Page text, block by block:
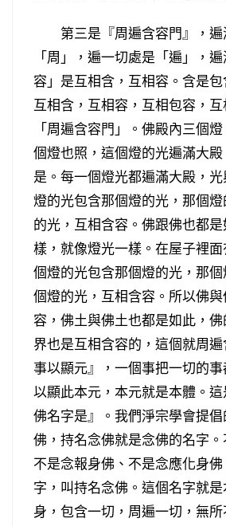
第三是『周遍含容門』，遍
「周」，遍一切處是「遍」，
容」是互相含，互相容。含是包
互相含，互相容，互相包容，互
「周遍含容門」。佛殿內三個
個燈也照，這個燈的光遍滿大
是。每一個燈光都遍滿大殿，
燈的光包含那個燈的光，那個
的光，互相含容。佛跟佛也都
樣，就像燈光一樣。在屋子裡
個燈的光包含那個燈的光，那
個燈的光，互相含容。所以佛
容，佛土與佛土也都是如此，
界也是互相含容的，這個就周
事以顯元』，一個事把一切的事
以顯此本元，本元就是本體。
佛名字是』。我們淨宗學會提
佛，持名念佛就是念佛的名字。
不是念報身佛、不是念應化身
字，叫持名念佛。這個名字就
身，包含一切，周遍一切，無